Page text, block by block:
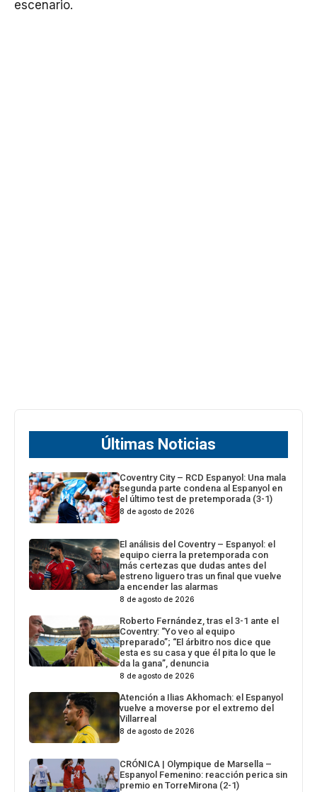
escenario.
Últimas Noticias
Coventry City – RCD Espanyol: Una mala
segunda parte condena al Espanyol en
el último test de pretemporada (3-1)
8 de agosto de 2026
El análisis del Coventry – Espanyol: el
equipo cierra la pretemporada con
más certezas que dudas antes del
estreno liguero tras un final que vuelve
a encender las alarmas
8 de agosto de 2026
Roberto Fernández, tras el 3-1 ante el
Coventry: “Yo veo al equipo
preparado”; “El árbitro nos dice que
esta es su casa y que él pita lo que le
da la gana”, denuncia
8 de agosto de 2026
Atención a Ilias Akhomach: el Espanyol
vuelve a moverse por el extremo del
Villarreal
8 de agosto de 2026
CRÓNICA | Olympique de Marsella –
Espanyol Femenino: reacción perica sin
premio en TorreMirona (2-1)